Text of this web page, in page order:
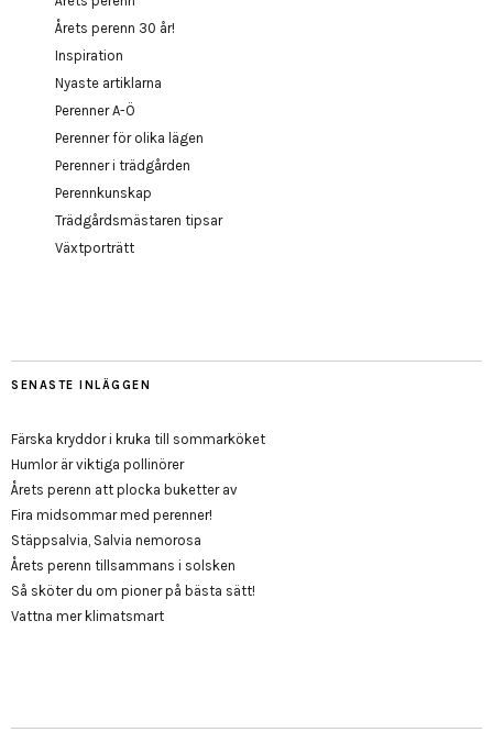
Årets perenn 30 år!
Inspiration
Nyaste artiklarna
Perenner A-Ö
Perenner för olika lägen
Perenner i trädgården
Perennkunskap
Trädgårdsmästaren tipsar
Växtporträtt
SENASTE INLÄGGEN
Färska kryddor i kruka till sommarköket
Humlor är viktiga pollinörer
Årets perenn att plocka buketter av
Fira midsommar med perenner!
Stäppsalvia, Salvia nemorosa
Årets perenn tillsammans i solsken
Så sköter du om pioner på bästa sätt!
Vattna mer klimatsmart